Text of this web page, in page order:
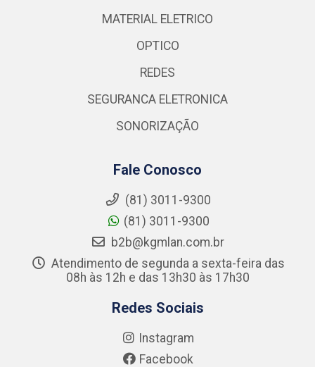
MATERIAL ELETRICO
OPTICO
REDES
SEGURANCA ELETRONICA
SONORIZAÇÃO
Fale Conosco
(81) 3011-9300
(81) 3011-9300
b2b@kgmlan.com.br
Atendimento de segunda a sexta-feira das
08h às 12h e das 13h30 às 17h30
Redes Sociais
Instagram
Facebook